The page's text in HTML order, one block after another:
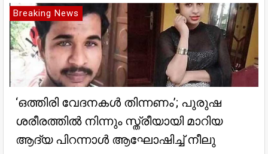
Breaking News
‘ഒത്തിരി വേദനകൾ തിന്നണം’; പുരുഷ
ശരീരത്തില്‍ നിന്നും സ്ത്രീയായി മാറിയ
ആദ്യ പിറന്നാൾ ആഘോഷിച്ച് നീലു